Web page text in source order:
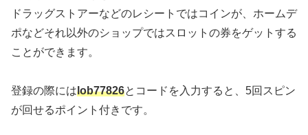
ドラッグストアーなどのレシートではコインが、ホームデ
ポなどそれ以外のショップではスロットの券をゲットする
ことができます。
登録の際にはlob77826とコードを入力すると、5回スピン
が回せるポイント付きです。